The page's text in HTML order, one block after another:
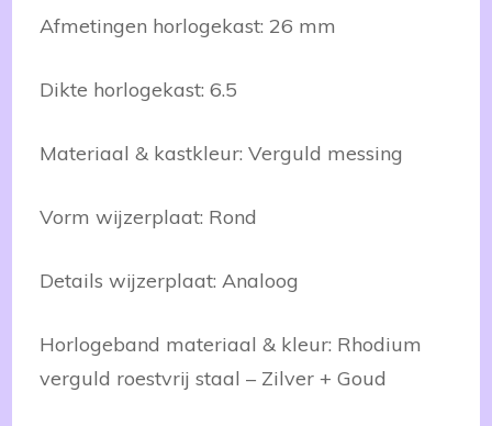
Afmetingen horlogekast: 26 mm
Dikte horlogekast: 6.5
Materiaal & kastkleur: Verguld messing
Vorm wijzerplaat: Rond
Details wijzerplaat: Analoog
Horlogeband materiaal & kleur: Rhodium
verguld roestvrij staal – Zilver + Goud